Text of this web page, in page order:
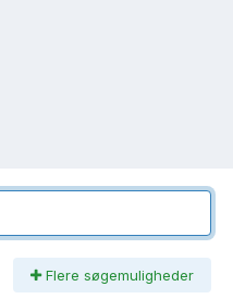
Flere søgemuligheder